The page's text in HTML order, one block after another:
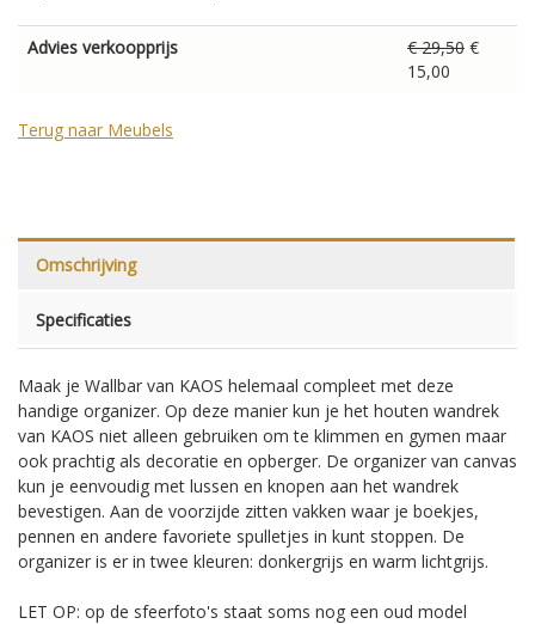
Advies verkoopprijs € 29,50 €
15,00
Terug naar Meubels
Omschrijving
Specificaties
Maak je Wallbar van KAOS helemaal compleet met deze
handige organizer. Op deze manier kun je het houten wandrek
van KAOS niet alleen gebruiken om te klimmen en gymen maar
ook prachtig als decoratie en opberger. De organizer van canvas
kun je eenvoudig met lussen en knopen aan het wandrek
bevestigen. Aan de voorzijde zitten vakken waar je boekjes,
pennen en andere favoriete spulletjes in kunt stoppen. De
organizer is er in twee kleuren: donkergrijs en warm lichtgrijs.
LET OP: op de sfeerfoto's staat soms nog een oud model